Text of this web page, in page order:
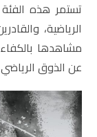
تستمر هذه
الرياضية،
مشاهدها
عن الذوق